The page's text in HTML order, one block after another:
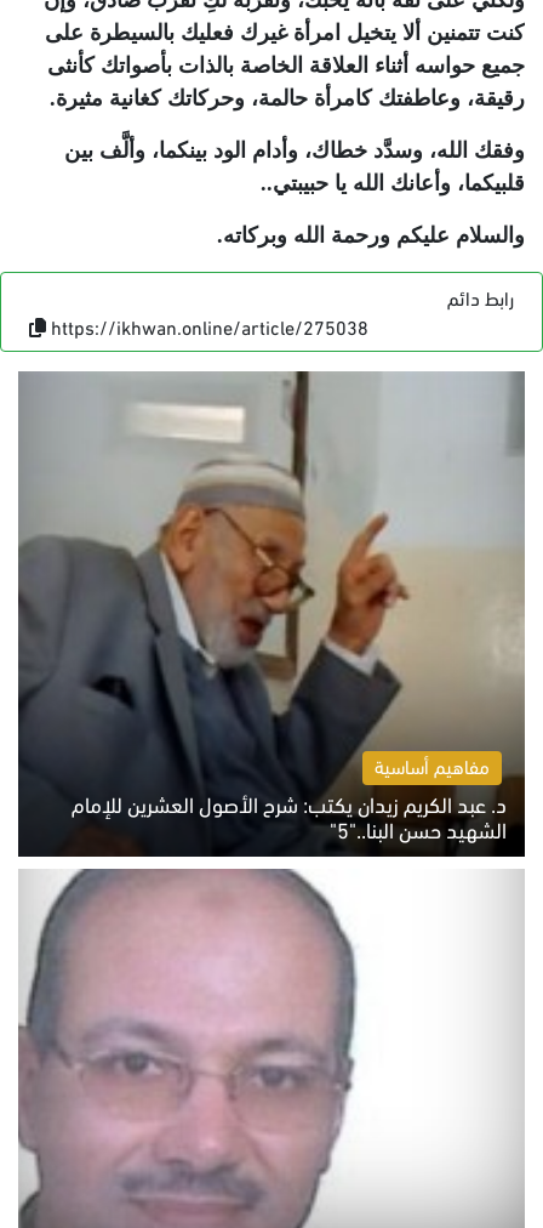
كنت تتمنين ألا يتخيل امرأة غيرك فعليك بالسيطرة على
جميع حواسه أثناء العلاقة الخاصة بالذات بأصواتك كأنثى
رقيقة، وعاطفتك كامرأة حالمة، وحركاتك كغانية مثيرة.
وفقك الله، وسدَّد خطاك، وأدام الود بينكما، وألَّف بين
قلبيكما، وأعانك الله يا حبيبتي..
والسلام عليكم ورحمة الله وبركاته.
رابط دائم
https://ikhwan.online/article/275038
مفاهيم أساسية
د. عبد الكريم زيدان يكتب: شرح الأصول العشرين للإمام
الشهيد حسن البنا.."5"
السبت 8 أغسطس 2026 10:46 ص